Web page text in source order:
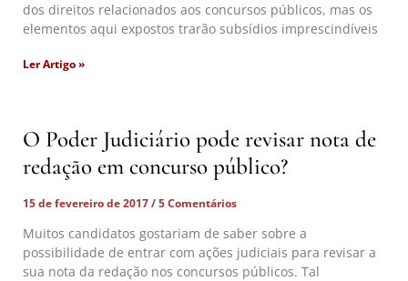
dos direitos relacionados aos concursos públicos, mas os
elementos aqui expostos trarão subsídios imprescindíveis
Ler Artigo »
O Poder Judiciário pode revisar nota de
redação em concurso público?
15 de fevereiro de 2017 5 Comentários
Muitos candidatos gostariam de saber sobre a
possibilidade de entrar com ações judiciais para revisar a
sua nota da redação nos concursos públicos. Tal